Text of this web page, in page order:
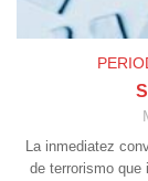
La inmediatez
de terrorismo que